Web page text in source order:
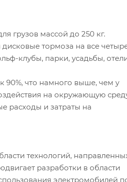
грузов массой до 250 кг.
тормоза на все
клубы, парки, усадьбы,
90%, что намного выше, чем у
на окружающую
расходы и затраты на
технологий,
разработки в области
электромобилей